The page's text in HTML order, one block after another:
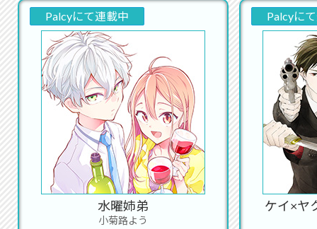
放
お
ら
通
Palcyにて連載中
水曜姉弟
小菊路よう
Palcyに
ケイ×